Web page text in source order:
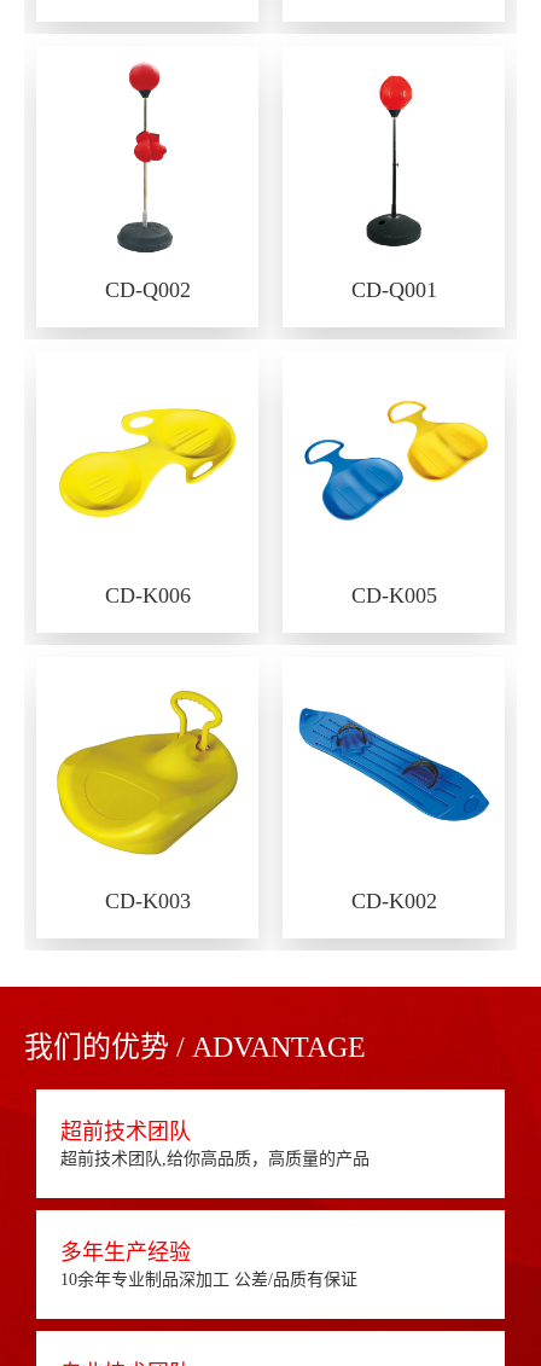
CD-Q002 CD-Q001
CD-K006 CD-K005
CD-K003 CD-K002
我们的优势 / ADVANTAGE
超前技术团队
超前技术团队,给你高品质，高质量的产品
多年生产经验
10余年专业制品深加工 公差/品质有保证